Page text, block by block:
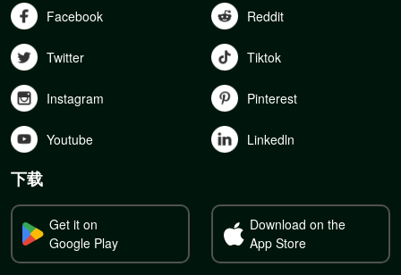
Facebook Reddit
Twitter Tiktok
Instagram Pinterest
Youtube Linkedln
下载
Get it on
Google Play
Download on the
App Store